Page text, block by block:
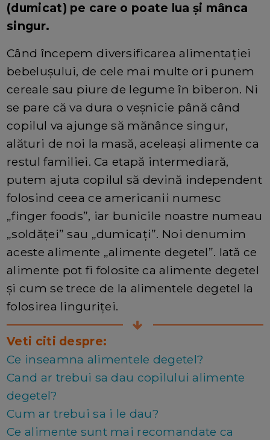
(dumicat) pe care o poate lua și mânca
singur.
Când începem diversificarea alimentației
bebelușului, de cele mai multe ori punem
cereale sau piure de legume în biberon. Ni
se pare că va dura o veșnicie până când
copilul va ajunge să mănânce singur,
alături de noi la masă, aceleași alimente ca
restul familiei. Ca etapă intermediară,
putem ajuta copilul să devină independent
folosind ceea ce americanii numesc
„finger foods”, iar bunicile noastre numeau
„soldăței” sau „dumicați”. Noi denumim
aceste alimente „alimente degetel”. Iată ce
alimente pot fi folosite ca alimente degetel
și cum se trece de la alimentele degetel la
folosirea linguriței.
Veti citi despre:
Ce inseamna alimentele degetel?
Cand ar trebui sa dau copilului alimente
degetel?
Cum ar trebui sa i le dau?
Ce alimente sunt mai recomandate ca